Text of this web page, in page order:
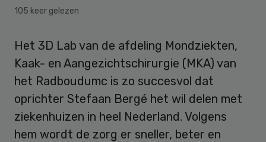
105 keer gelezen
Het 3D Lab van de afdeling Mondziekten,
Kaak- en Aangezichtschirurgie (MKA) van
het Radboudumc is zo succesvol dat
oprichter Stefaan Bergé het wil delen met
ziekenhuizen in heel Nederland. Volgens
hem wordt de zorg er sneller, beter en